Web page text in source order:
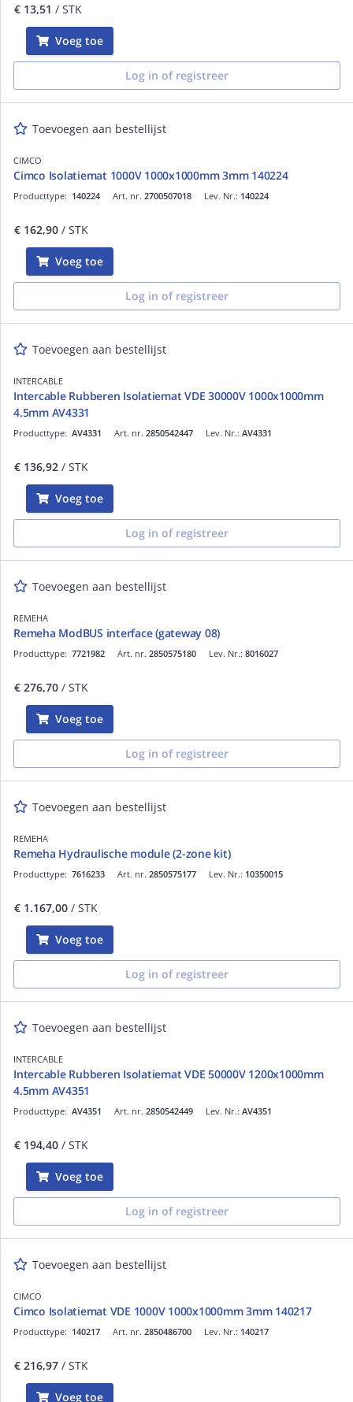
€ 13,51 / STK
Voeg toe
Log in of registreer
Toevoegen aan bestellijst
CIMCO
Cimco Isolatiemat 1000V 1000x1000mm 3mm 140224
Art. nr. 2700507018
Producttype: 140224 Lev. Nr.: 140224
€ 162,90 / STK
Voeg toe
Log in of registreer
Toevoegen aan bestellijst
INTERCABLE
Intercable Rubberen Isolatiemat VDE 30000V 1000x1000mm
4.5mm AV4331
Art. nr. 2850542447
Producttype: AV4331 Lev. Nr.: AV4331
€ 136,92 / STK
Voeg toe
Log in of registreer
Toevoegen aan bestellijst
REMEHA
Remeha ModBUS interface (gateway 08)
Art. nr. 2850575180
Producttype: 7721982 Lev. Nr.: 8016027
€ 276,70 / STK
Voeg toe
Log in of registreer
Toevoegen aan bestellijst
REMEHA
Remeha Hydraulische module (2-zone kit)
Art. nr. 2850575177
Producttype: 7616233 Lev. Nr.: 10350015
€ 1.167,00 / STK
Voeg toe
Log in of registreer
Toevoegen aan bestellijst
INTERCABLE
Intercable Rubberen Isolatiemat VDE 50000V 1200x1000mm
4.5mm AV4351
Art. nr. 2850542449
Producttype: AV4351 Lev. Nr.: AV4351
€ 194,40 / STK
Voeg toe
Log in of registreer
Toevoegen aan bestellijst
CIMCO
Cimco Isolatiemat VDE 1000V 1000x1000mm 3mm 140217
Art. nr. 2850486700
Producttype: 140217 Lev. Nr.: 140217
€ 216,97 / STK
Voeg toe